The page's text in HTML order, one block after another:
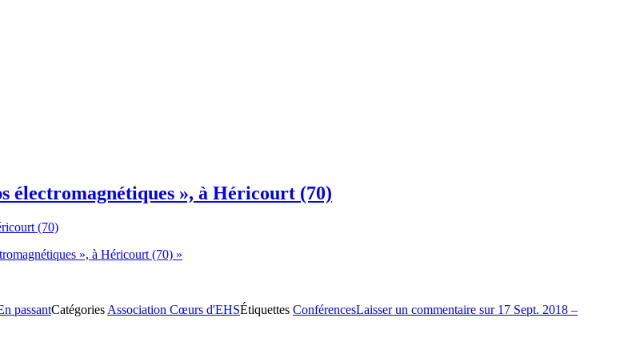
électromagnétiques », à Héricourt (70)
», à Héricourt (70) »
passantCatégories Association Cœurs d'EHSÉtiquettes ConférencesLaisser un commentaire sur 17 Sept. 2018 –